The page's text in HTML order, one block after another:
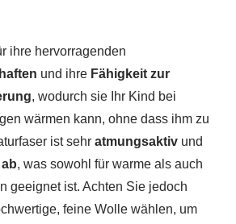
ihre hervorragenden
und ihre Fähigkeit zur
, wodurch sie Ihr Kind bei
wärmen kann, ohne dass ihm zu
ist sehr atmungsaktiv und
, was sowohl für warme als auch
geeignet ist. Achten Sie jedoch
feine Wolle wählen, um